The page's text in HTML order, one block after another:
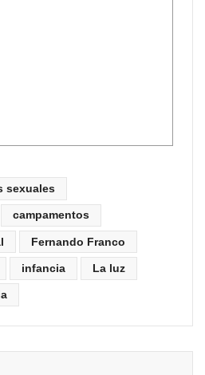
sexuales
campamentos
Fernando Franco
infancia La luz